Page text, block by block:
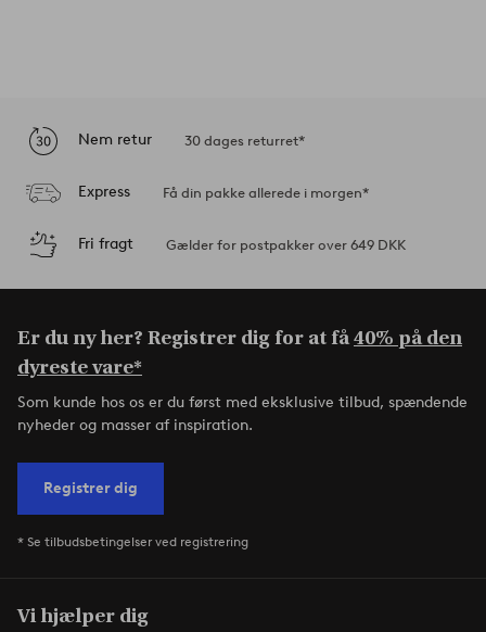
Nem retur 30 dages returret*
Express Få din pakke allerede i morgen*
Fri fragt Gælder for postpakker over 649 DKK
Er du ny her? Registrer dig for at få40% på den
dyreste vare*
Som kunde hos os er du først med eksklusive tilbud, spændende
nyheder og masser af inspiration.
Registrer dig
* Se tilbudsbetingelser ved registrering
Vi hjælper dig